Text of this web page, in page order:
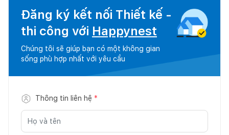
Đăng ký kết nối Thiết kế -
thi công với Happynest
Chúng tôi sẽ giúp bạn có một không gian
sống phù hợp nhất với yêu cầu
Thông tin liên hệ *